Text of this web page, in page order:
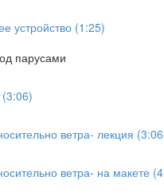
устройство (1:25)
парусами
(3:06)
ветра- лекция
ветра- на макете